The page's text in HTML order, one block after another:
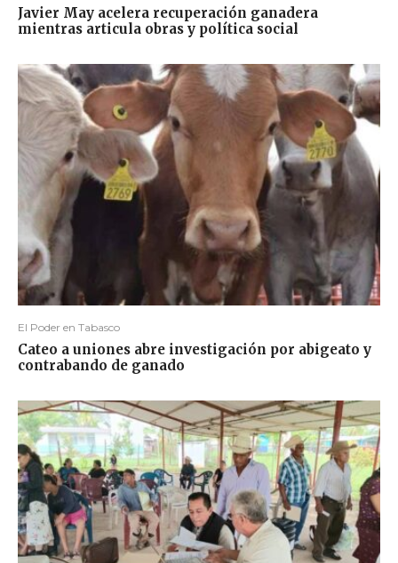
Javier May acelera recuperación ganadera
mientras articula obras y política social
El Poder en Tabasco
Cateo a uniones abre investigación por abigeato y
contrabando de ganado